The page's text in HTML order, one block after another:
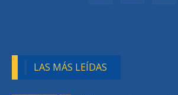
LAS MÁS LEÍDAS